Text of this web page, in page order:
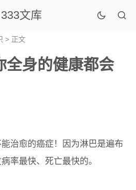
333文库
> 正文
全身的健康都会
治愈的癌症！因为淋巴是遍布
率最快、死亡最快的。